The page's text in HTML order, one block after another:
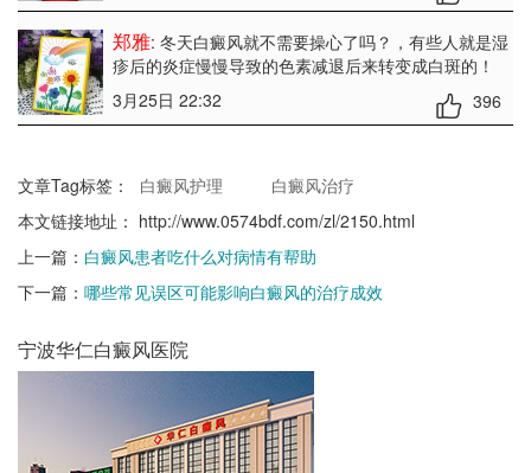
郑雅: 冬天白癜风就不需要操心了吗？ ，有些人就是湿
疹后的炎症慢慢导致的色素减退后来转变成白斑的！
3月25日 22:32
396
文章Tag标签： 白癜风护理
白癜风治疗
本文链接地址： http://www.0574bdf.com/zl/2150.html
上一篇： 白癜风患者吃什么对病情有帮助
下一篇： 哪些常见误区可能影响白癜风的治疗成效
宁波华仁白癜风医院